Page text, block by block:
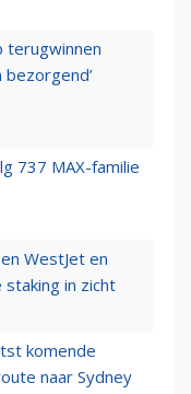
terugwinnen
bezorgend’
737 MAX-familie
WestJet en
in zicht
komende
naar Sydney